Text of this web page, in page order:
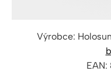
Výrobce: